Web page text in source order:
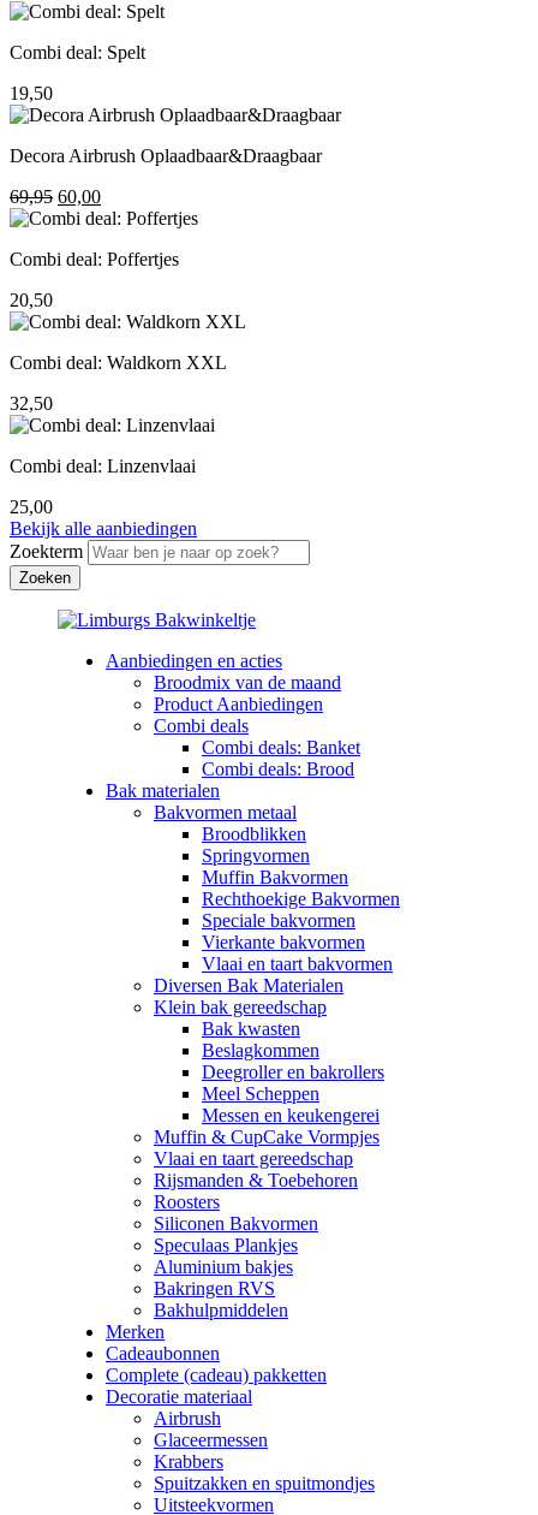
prijs
195,00.
prijs
155,00.
Combi deal: Spelt
19,50
Decora Airbrush Oplaadbaar&Draagbaar
69,95 Oorspronkelijke
prijs
69,95.
60,00Huidige
prijs
60,00.
Combi deal: Poffertjes
20,50
Combi deal: Waldkorn XXL
32,50
Combi deal: Linzenvlaai
25,00
Bekijk alle aanbiedingen
Zoekterm
Aanbiedingen en acties
Broodmix van de maand
Product Aanbiedingen
Combi deals
Combi deals: Banket
Combi deals: Brood
Bak materialen
Bakvormen metaal
Broodblikken
Springvormen
Muffin Bakvormen
Rechthoekige Bakvormen
Speciale bakvormen
Vierkante bakvormen
Vlaai en taart bakvormen
Diversen Bak Materialen
Klein bak gereedschap
Bak kwasten
Beslagkommen
Deegroller en bakrollers
Meel Scheppen
Messen en keukengerei
Muffin & CupCake Vormpjes
Vlaai en taart gereedschap
Rijsmanden & Toebehoren
Roosters
Siliconen Bakvormen
Speculaas Plankjes
Aluminium bakjes
Bakringen RVS
Bakhulpmiddelen
Merken
Cadeaubonnen
Complete (cadeau) pakketten
Decoratie materiaal
Airbrush
Glaceermessen
Krabbers
Spuitzakken en spuitmondjes
Uitsteekvormen